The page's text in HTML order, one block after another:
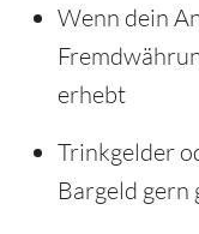
Wenn dein
erhebt
Trinkgelder
Bargeld gern